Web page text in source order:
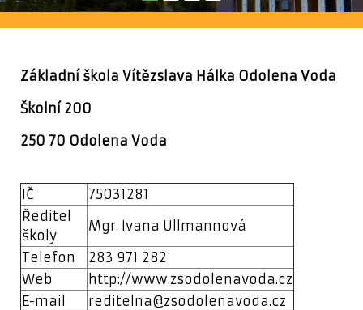
Základní škola Vítězslava Hálka Odolena Voda
Školní 200
250 70 Odolena Voda
IČ
75031281
Ředitel
školy
Mgr. Ivana Ullmannová
Telefon
283 971 282
Web
http://www.zsodolenavoda.cz
E-mail
reditelna@zsodolenavoda.cz